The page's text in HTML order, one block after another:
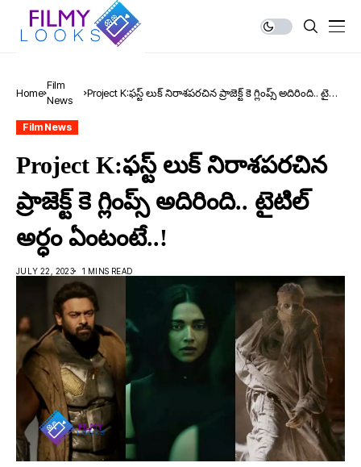
Home
Film
News
Project K:ఫ‌స్ట్ లుక్ నిరాశ‌ప‌ర‌చిన ప్రాజెక్ట్ కె గ్లింప్స్ అదిరింది.. టైటిల్
Film News
Project K:ఫ‌స్ట్ లుక్ నిరాశ‌ప‌ర‌చిన
ప్రాజెక్ట్ కె గ్లింప్స్ అదిరింది.. టైటిల్
అర్ధం ఏంటంటే..!
JULY 22, 2023 1 MINS READ